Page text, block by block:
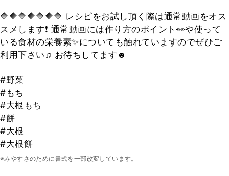
🔷🔶🔷🔶🔷🔶🔷 レシピをお試し頂く際は通常動画をオス
スメします❗️ 通常動画には作り方のポイント👀や使って
いる食材の栄養素✨についても触れていますのでぜひご
利用下さい♫ お待ちしてます☻
#野菜
#もち
#大根もち
#餅
#大根
#大根餅
※みやすさのために書式を一部改変しています。